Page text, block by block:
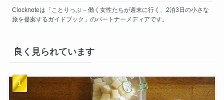
Clocknoteは「ことりっぷ – 働く女性たちが週末に行く、2泊3日の小さな
旅を提案するガイドブック」のパートナーメディアです。
良く見られています